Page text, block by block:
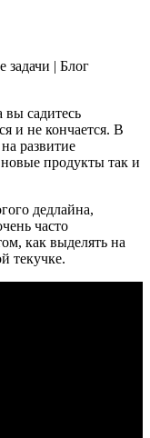
вы садитесь
и не кончается. В
развитие
новые продукты так и
дедлайна,
часто
как выделять на
текучке.